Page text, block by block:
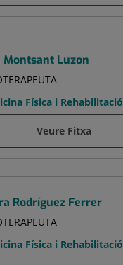
Montsant Luzon
Física i Rehabilitació
Veure Fitxa
Rodríguez Ferrer
Física i Rehabilitació